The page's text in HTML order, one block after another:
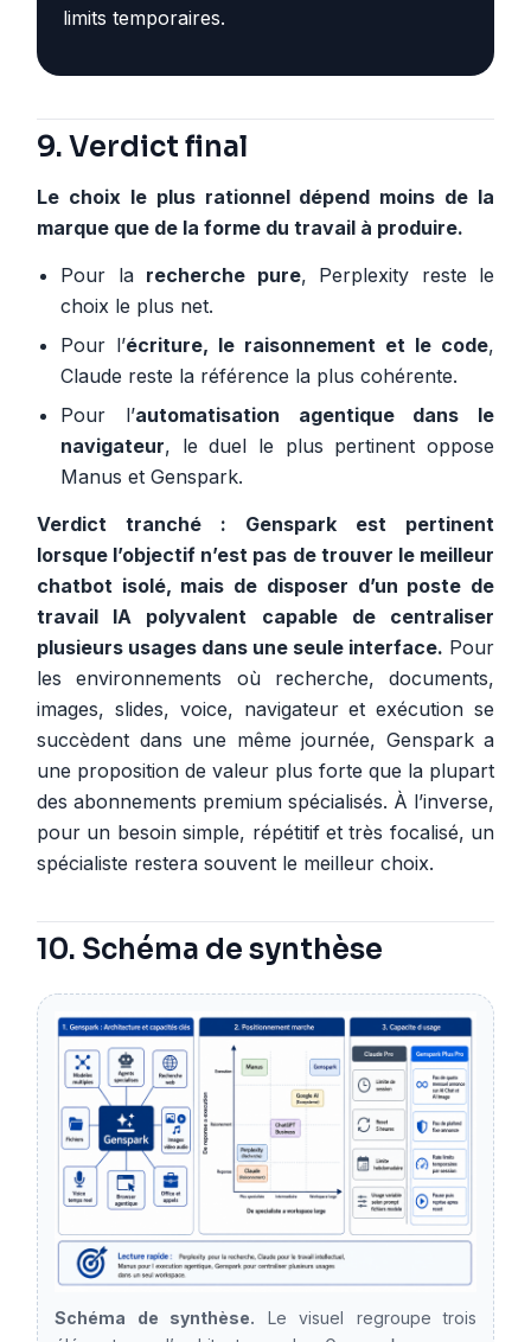
limits temporaires.
9. Verdict final
Le choix le plus rationnel dépend moins de la
marque que de la forme du travail à produire.
Pour la recherche pure, Perplexity reste le
choix le plus net.
Pour l’écriture, le raisonnement et le code,
Claude reste la référence la plus cohérente.
Pour l’automatisation agentique dans le
navigateur, le duel le plus pertinent oppose
Manus et Genspark.
Verdict tranché :
Genspark est pertinent
lorsque l’objectif n’est pas de trouver le meilleur
chatbot isolé, mais de disposer d’un poste de
travail IA polyvalent capable de centraliser
plusieurs usages dans une seule interface. Pour
les environnements où recherche, documents,
images, slides, voice, navigateur et exécution se
succèdent dans une même journée, Genspark a
une proposition de valeur plus forte que la plupart
des abonnements premium spécialisés. À l’inverse,
pour un besoin simple, répétitif et très focalisé, un
spécialiste restera souvent le meilleur choix.
10. Schéma de synthèse
Schéma de synthèse. Le visuel regroupe trois